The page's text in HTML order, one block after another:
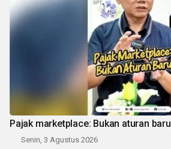
Pajak marketplace: Bukan aturan baru
Senin, 3 Agustus 2026